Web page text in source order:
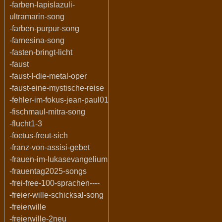
-farben-lapislazuli-
ultramarin-song
-farben-purpur-song
-farnesina-song
-fasten-bringt-licht
-faust
-faust-I-die-metal-oper
-faust-eine-mystische-reise
-fehler-im-fokus-jean-paul01
-fischmaul-mitra-song
-flucht1-3
-foetus-freut-sich
-franz-von-assisi-gebet
-frauen-im-lukasevangelium
-frauentag2025-songs
-frei-free-100-sprachen----
-freier-wille-schicksal-song
-freierwille
-freierwille-2neu